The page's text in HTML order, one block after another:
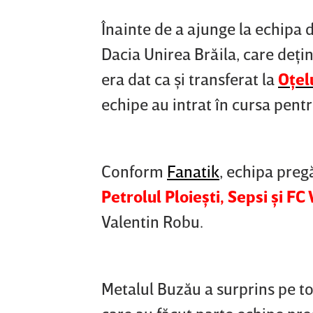
Înainte de a ajunge la echipa
Dacia Unirea Brăila, care
era dat ca şi transferat la
echipe au intrat în cursa
Conform Fanatik, echipa
Petrolul Ploieşti, Sepsi şi
Valentin Robu.
Metalul Buzău a surprins pe